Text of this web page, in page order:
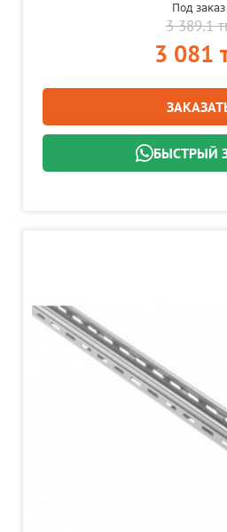
Под заказ
3 389.1
3 081
БЫСТРЫЙ